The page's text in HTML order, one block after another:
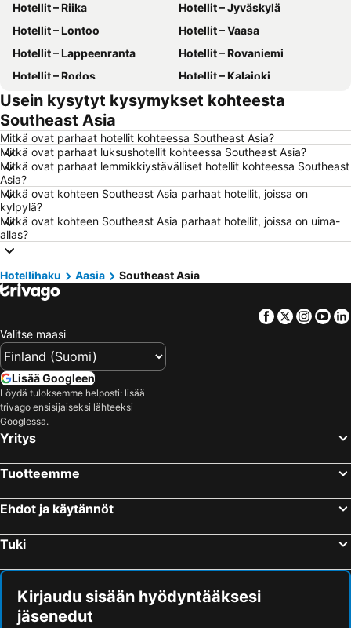
Hotellit – Riika
Hotellit – Jyväskylä
Hotellit – Lontoo
Hotellit – Vaasa
Hotellit – Lappeenranta
Hotellit – Rovaniemi
Hotellit – Rodos
Hotellit – Kalajoki
Hotellit – Alanya
Hotellit – Joensuu
Hotellit – Fuengirola
Hotellit – Savonlinna
Hotellit – Gdańsk
Hotellit – Lahti
Hotellit – Hämeenlinna
Hotellit – Seinäjoki
Hotellit – Rodos Saari
Hotellit – Gran Canaria
Hotellit – Aurinkorannikko
Hotellit – Teneriffa
Hotellit – Santorini Saari
Hotellit – Viro
Hotellit – Espanja
Hotellit – Kypros
Hotellit – Lofoten
Hotellit – Ylläs
Hotellit – Kroatia
Usein kysytyt kysymykset kohteesta
Southeast Asia
Mitkä ovat parhaat hotellit kohteessa Southeast Asia?
Mitkä ovat parhaat luksushotellit kohteessa Southeast Asia?
Mitkä ovat parhaat lemmikkiystävälliset hotellit kohteessa Southeast
Asia?
Mitkä ovat kohteen Southeast Asia parhaat hotellit, joissa on
kylpylä?
Mitkä ovat kohteen Southeast Asia parhaat hotellit, joissa on uima-
allas?
Hotellihaku Aasia Southeast Asia
Facebook
Twitter
Valitse maasi
Lisää Googleen
Löydä tuloksemme helposti: lisää
trivago ensisijaiseksi lähteeksi
Googlessa.
Yritys
Tuotteemme
Ehdot ja käytännöt
Tuki
Kirjaudu sisään hyödyntääksesi
jäsenedut